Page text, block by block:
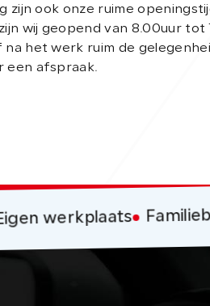
zijn ook onze ruime
wij geopend van 8.00uur tot
het werk ruim de
een afspraak.
werkplaats